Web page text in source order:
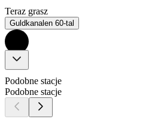
Teraz grasz
Guldkanalen 60-tal
Podobne stacje
Podobne stacje